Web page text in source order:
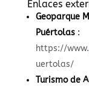
Enlaces
Geoparque
Puértolas:
https://
uertolas/
Turismo de